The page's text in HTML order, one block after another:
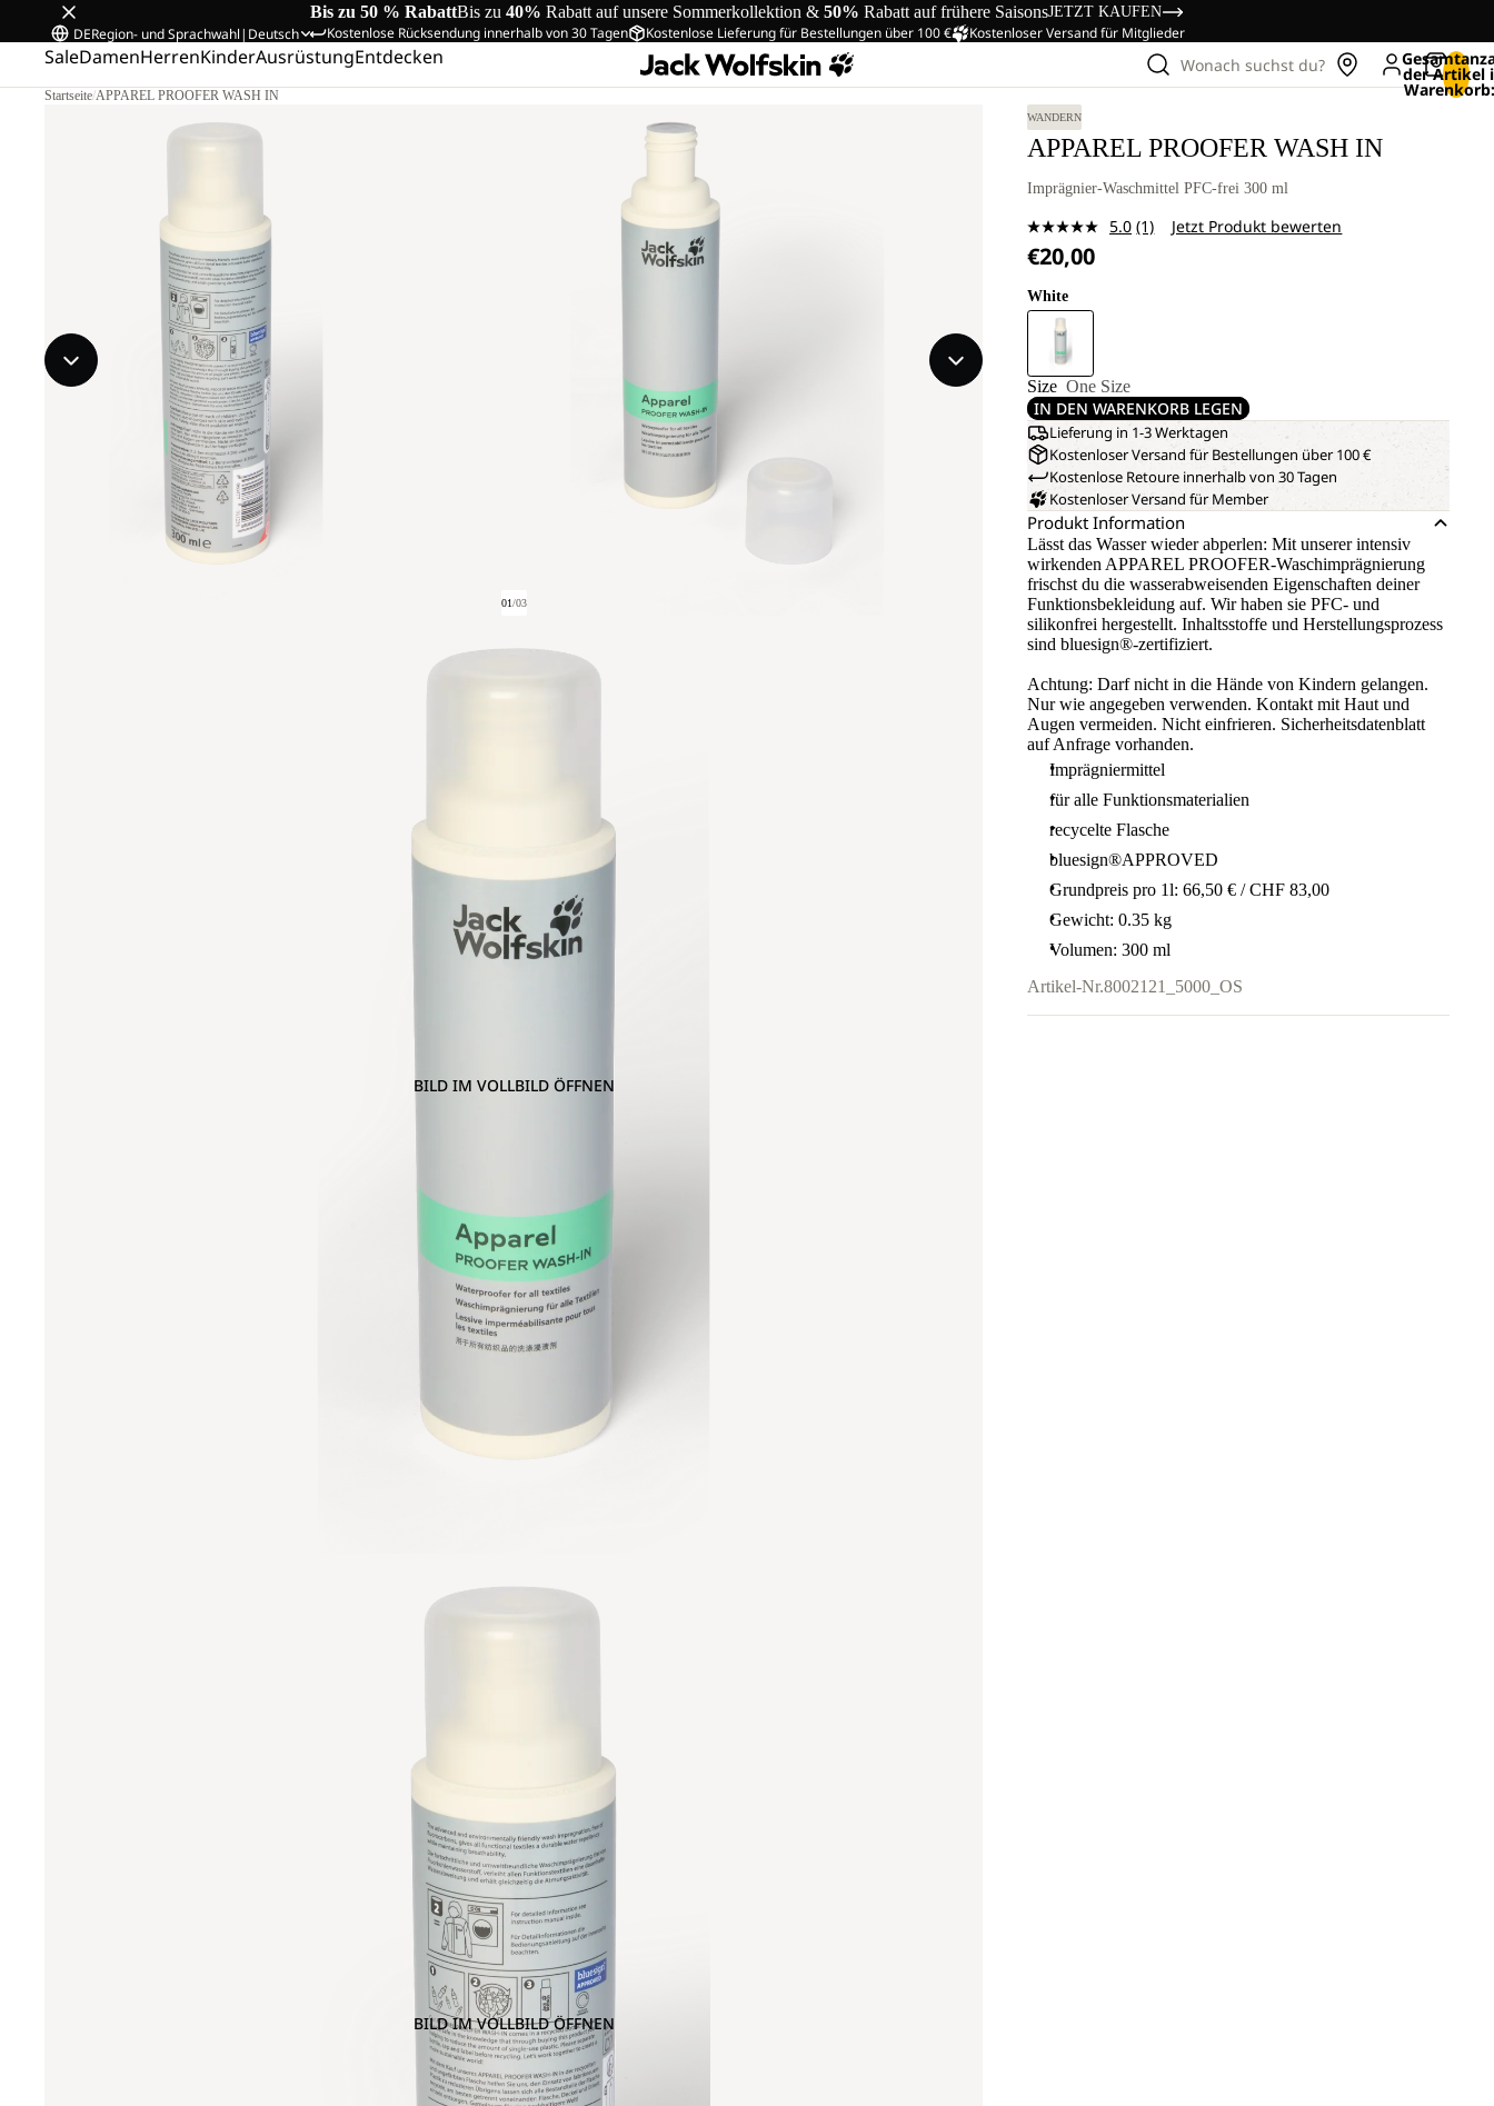
Bis zu 50 % RabattBis zu 40% Rabatt auf unsere Sommerkollektion & 50% Rabatt auf frühere SaisonsJETZT KAUFEN
Kostenlose Rücksendung innerhalb von 30 Tagen Kostenlose Lieferung für Bestellungen über 100 € Kostenloser Versand für Mitglieder
DERegion- und Sprachwahl| Deutsch
SaleDamenHerrenKinderAusrüstungEntdecken Wonach suchst du? der Artikel
Startseite/APPAREL PROOFER WASH IN
01/03
BILD IM VOLLBILD ÖFFNEN
BILD IM VOLLBILD ÖFFNEN
WANDERN
APPAREL PROOFER WASH IN
Imprägnier-Waschmittel PFC-frei 300 ml
5.0 Bewertung
(1) Jetzt Produkt bewerten
€20,00
White
Size One Size
IN DEN WARENKORB LEGEN
Lieferung in 1-3 Werktagen
Kostenloser Versand für Bestellungen über 100 €
Kostenlose Retoure innerhalb von 30 Tagen
Kostenloser Versand für Member
Produkt Information
Lässt das Wasser wieder abperlen: Mit unserer intensiv
wirkenden APPAREL PROOFER-Waschimprägnierung
frischst du die wasserabweisenden Eigenschaften deiner
Funktionsbekleidung auf. Wir haben sie PFC- und
silikonfrei hergestellt. Inhaltsstoffe und Herstellungsprozess
sind bluesign®-zertifiziert.
Achtung: Darf nicht in die Hände von Kindern gelangen.
Nur wie angegeben verwenden. Kontakt mit Haut und
Augen vermeiden. Nicht einfrieren. Sicherheitsdatenblatt
auf Anfrage vorhanden.
Imprägniermittel
für alle Funktionsmaterialien
recycelte Flasche
bluesign®APPROVED
Grundpreis pro 1l: 66,50 € / CHF 83,00
Gewicht: 0.35 kg
Volumen: 300 ml
Artikel-Nr.8002121_5000_OS